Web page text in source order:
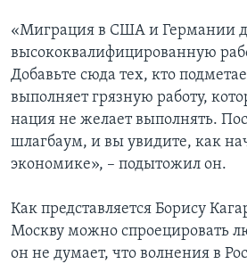
«Миграция в США и Германии
высококвалифицированную
Добавьте сюда тех, кто
выполняет грязную работу,
нация не желает выполнять.
шлагбаум, и вы увидите, как
экономике», – подытожил он.
Как представляется Борису
Москву можно спроецировать
он не думает, что волнения в